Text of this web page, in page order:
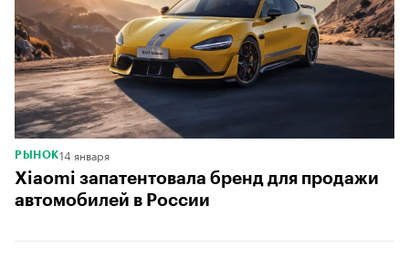
РЫНОК14 января
Xiaomi запатентовала бренд для продажи
автомобилей в России